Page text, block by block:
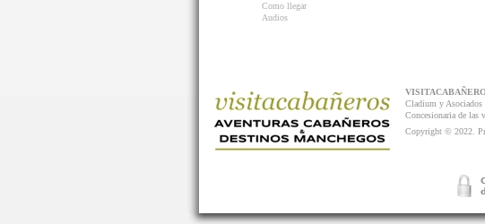
Como llegar
Audios
Cladium y Asociados
Concesionaria de las
Copyright © 2022.